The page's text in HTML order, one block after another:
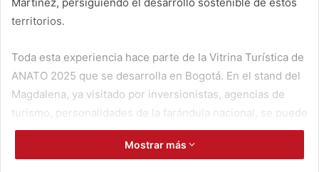
territorios.
Toda esta experiencia hace parte de la Vitrina Turística de
ANATO 2025 que se desarrolla en Bogotá. En el stand del
Magdalena, ya visitado por inversionistas, agencias de
turismo, personalidades de la farándula nacional, se puede
recorrer los diferentes tractivos que hacen parte de la
Ruta usando la realidad virtual.
Mostrar más